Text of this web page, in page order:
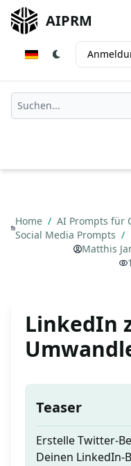
AIPRM
Home / AI Prompts für
Social Media Prompts /
Matthis
LinkedIn
Teaser
Erstelle Twitter-
Deinen LinkedIn-